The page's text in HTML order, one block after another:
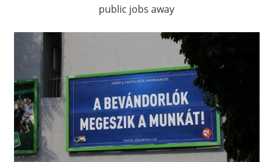
public jobs away